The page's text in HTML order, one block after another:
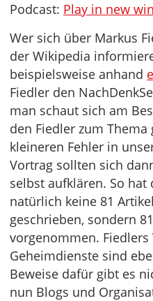
Podcast: Play in new
Wer sich über Markus
der Wikipedia
beispielsweise anhand
Fiedler den
man schaut sich am
den Fiedler zum
kleineren Fehler in
Vortrag sollten sich
selbst aufklären. So hat
natürlich keine 81
geschrieben, sondern
vorgenommen.
Geheimdienste sind
Beweise dafür gibt es
nun Blogs und